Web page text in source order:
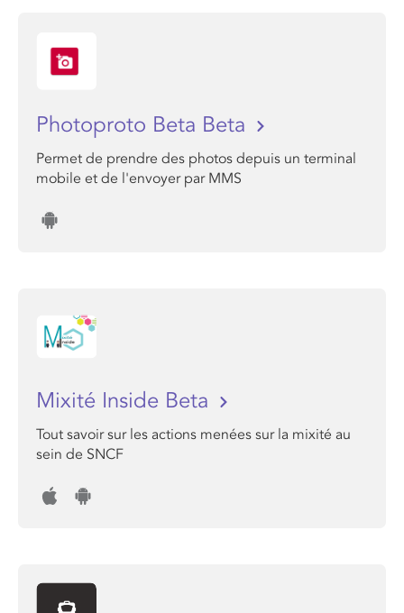
Photoproto Beta Beta
Permet de prendre des photos depuis un terminal
mobile et de l'envoyer par MMS
Mixité Inside Beta
Tout savoir sur les actions menées sur la mixité au
sein de SNCF